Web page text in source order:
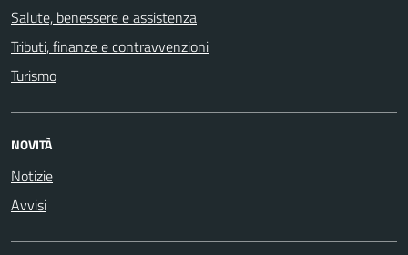
Salute, benessere e assistenza
Tributi, finanze e contravvenzioni
Turismo
NOVITÀ
Notizie
Avvisi